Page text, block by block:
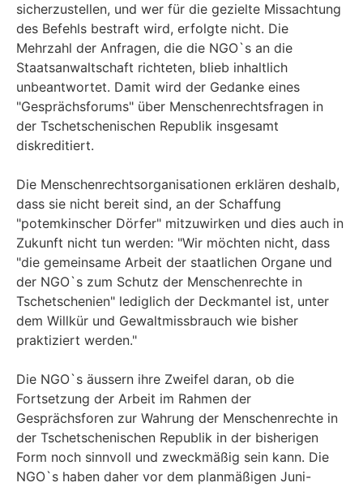
sicherzustellen, und wer für die gezielte Missachtung
des Befehls bestraft wird, erfolgte nicht. Die
Mehrzahl der Anfragen, die die NGO`s an die
Staatsanwaltschaft richteten, blieb inhaltlich
unbeantwortet. Damit wird der Gedanke eines
"Gesprächsforums" über Menschenrechtsfragen in
der Tschetschenischen Republik insgesamt
diskreditiert.
Die Menschenrechtsorganisationen erklären deshalb,
dass sie nicht bereit sind, an der Schaffung
"potemkinscher Dörfer" mitzuwirken und dies auch in
Zukunft nicht tun werden: "Wir möchten nicht, dass
"die gemeinsame Arbeit der staatlichen Organe und
der NGO`s zum Schutz der Menschenrechte in
Tschetschenien" lediglich der Deckmantel ist, unter
dem Willkür und Gewaltmissbrauch wie bisher
praktiziert werden."
Die NGO`s äussern ihre Zweifel daran, ob die
Fortsetzung der Arbeit im Rahmen der
Gesprächsforen zur Wahrung der Menschenrechte in
der Tschetschenischen Republik in der bisherigen
Form noch sinnvoll und zweckmäßig sein kann. Die
NGO`s haben daher vor dem planmäßigen Juni-